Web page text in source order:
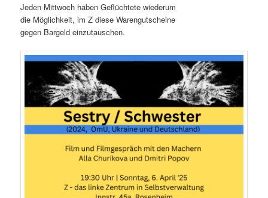
Jeden Mittwoch haben Geflüchtete wiederum
die Möglichkeit, im Z diese Warengutscheine
gegen Bargeld einzutauschen.